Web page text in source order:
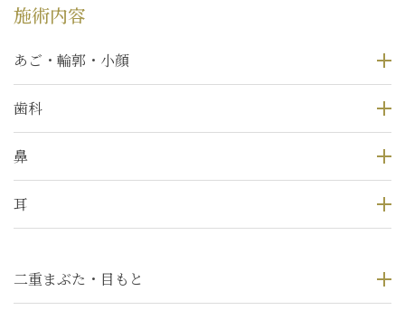
施術内容
あご・輪郭・小顔
歯科
鼻
耳
二重まぶた・目もと